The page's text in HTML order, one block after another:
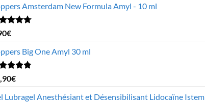
Amsterdam New Formula Amyl - 10 ml
4.68
5
€
Big One Amyl 30 ml
4.78
5
€
Lubragel Anesthésiant et Désensibilisant Lidocaïne Istem